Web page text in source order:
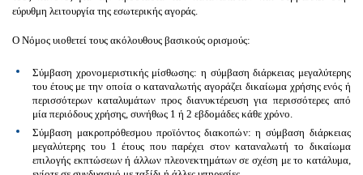
εύρυθμη λειτουργία της εσωτερικής αγοράς.
Ο Νόμος υιοθετεί τους ακόλουθους βασικούς ορισμούς:
Σύμβαση χρονομεριστικής μίσθωσης: η σύμβαση διάρκειας μεγαλύτερης
του έτους με την οποία ο καταναλωτής αγοράζει δικαίωμα χρήσης ενός ή
περισσότερων καταλυμάτων προς διανυκτέρευση για περισσότερες από
μία περιόδους χρήσης, συνήθως 1 ή 2 εβδομάδες κάθε χρόνο.
Σύμβαση μακροπρόθεσμου προϊόντος διακοπών: η σύμβαση διάρκειας
μεγαλύτερης του 1 έτους που παρέχει στον καταναλωτή το δικαίωμα
επιλογής εκπτώσεων ή άλλων πλεονεκτημάτων σε σχέση με το κατάλυμα,